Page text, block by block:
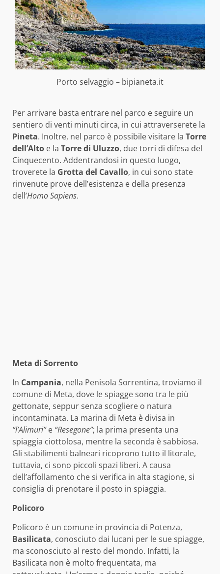
Porto selvaggio – bipianeta.it
Per arrivare basta entrare nel parco e seguire un
sentiero di venti minuti circa, in cui attraverserete la
Pineta. Inoltre, nel parco è possibile visitare la Torre
dell’Alto e la Torre di Uluzzo, due torri di difesa del
Cinquecento. Addentrandosi in questo luogo,
troverete la Grotta del Cavallo, in cui sono state
rinvenute prove dell’esistenza e della presenza
dell’Homo Sapiens.
Meta di Sorrento
In Campania, nella Penisola Sorrentina, troviamo il
comune di Meta, dove le spiagge sono tra le più
gettonate, seppur senza scogliere o natura
incontaminata. La marina di Meta è divisa in
“l’Alimuri”e “Resegone”; la prima presenta una
spiaggia ciottolosa, mentre la seconda è sabbiosa.
Gli stabilimenti balneari ricoprono tutto il litorale,
tuttavia, ci sono piccoli spazi liberi. A causa
dell’affollamento che si verifica in alta stagione, si
consiglia di prenotare il posto in spiaggia.
Policoro
Policoro è un comune in provincia di Potenza,
Basilicata, conosciuto dai lucani per le sue spiagge,
ma sconosciuto al resto del mondo. Infatti, la
Basilicata non è molto frequentata, ma